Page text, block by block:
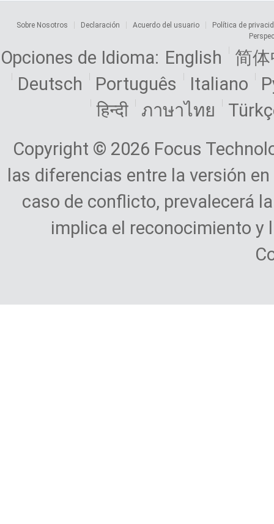
Sobre Nosotros Declaración Acuerdo del usuario
Política de
Opciones de Idioma: English
简
Deutsch
Português Italiano
हिन्दी
ภาษาไทย
Copyright © 2026 Focus
las diferencias entre la versión
caso de conflicto, prevalecerá
implica el reconocimiento y